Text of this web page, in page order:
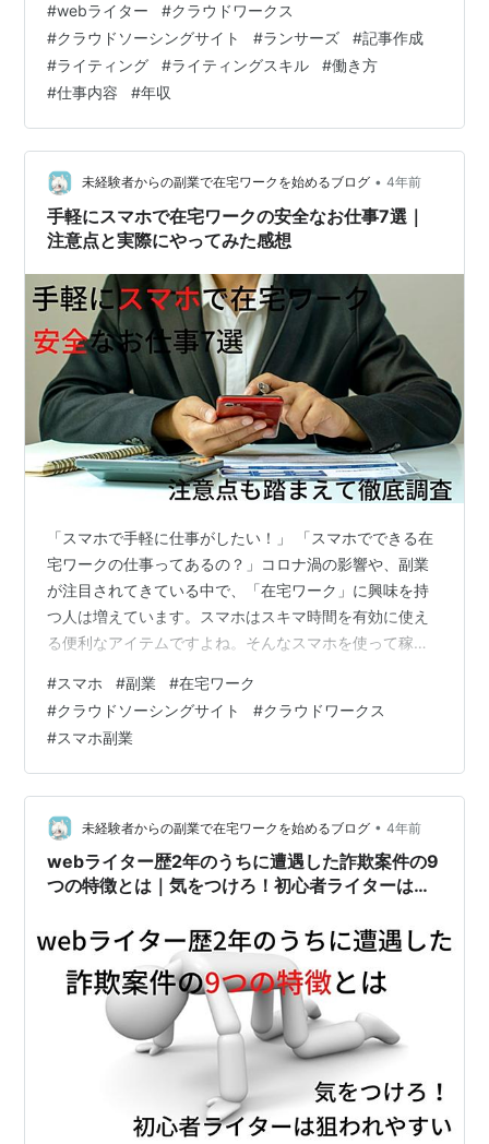
っているあなたに、webライターについてくわしく解説
します。今回の記事では、webライターの仕事内容、年
収、働き方についてまとめていますので、webライター
の始め方がわかる内容になっています。 webライターに
なるためには、まずライティングスキルを学ぶことが大
切です。 我輩は副業…
#webライター #クラウドワークス
#クラウドソーシングサイト #ランサーズ #記事作成
#ライティング #ライティングスキル #働き方
#仕事内容 #年収
未経験者からの副業で在宅ワークを始めるブログ • 4年前
手軽にスマホで在宅ワークの安全なお仕事7選｜
注意点と実際にやってみた感想
「スマホで手軽に仕事がしたい！」 「スマホでできる在
宅ワークの仕事ってあるの？」コロナ渦の影響や、副業
が注目されてきている中で、「在宅ワーク」に興味を持
つ人は増えています。スマホはスキマ時間を有効に使え
る便利なアイテムですよね。そんなスマホを使って稼ぎ
事では、スマホを使った在宅ワークのお仕事についてま
とめています。 ただ、スマホ副業やスマホを使った仕事
に関する悪質な詐欺もたくさん出回っています。「手軽
にできて月収50万円」 「スキマ時間を使って高額報酬を
ゲット！」など、魅力的な言葉を使った広告もYouTube
動画を見ているとたくさん出てくるため…
#スマホ #副業 #在宅ワーク
#クラウドソーシングサイト #クラウドワークス
#スマホ副業
未経験者からの副業で在宅ワークを始めるブログ • 4年前
webライター歴2年のうちに遭遇した詐欺案件の9
つの特徴とは｜気をつけろ！初心者ライターは狙